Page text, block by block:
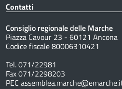
Contatti
Consiglio regionale delle Marche
Piazza Cavour 23 - 60121 Ancona
Codice fiscale 80006310421
Tel. 071/22981
Fax 071/2298203
PEC